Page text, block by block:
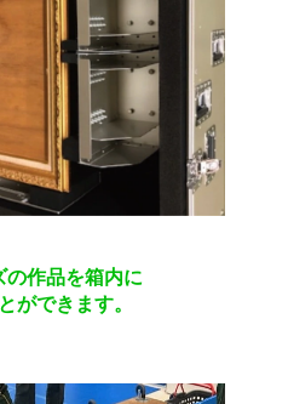
の作品を箱内に
ができます。